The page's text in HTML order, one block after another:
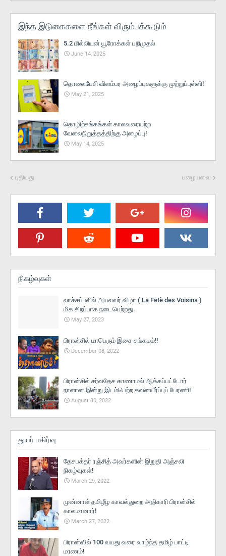
இந்த இடுகைகளை நீங்கள் விரும்பக்கூடும்
5.2 மில்லியன் யூரோக்கள் பறிமுதல்
June 14, 2025
தொலைபேசி விளம்பர அழைப்புகளுக்கு முற்றுப்புள்ளி!
May 21, 2025
தொழிற்சங்கங்கள் காலவரையற்ற
வேலைநிறுத்தத்திற்கு அழைப்பு!
May 14, 2025
புதியது பழையவை
நிகழ்வுகள்
லாச்சப்பலில் அயலவர் விழா ( La Fētè des Voisins )
மிக சிறப்பாக நடைபெற்றது.
May 27, 2023
பிரான்சில் மாபெரும் இசை சங்கமம்!!
December 08, 2022
பிரான்சில் சர்வதேச காணாமல் ஆக்கப்பட்டோர்
நாளான இன்று இடம்பெற்ற கவனயீர்ப்புப் பேரணி!
August 30, 2022
துயர் பகிர்வு
தேசபக்தர் ரஞ்சித் அவர்களின் இறுதி அஞ்சலி
நிகழ்வுகள்!
March 29, 2022
முன்னாள் தமிழீழ காவல்துறை அதிகாரி பிரான்சில்
காலமானார்!
March 27, 2022
பிரான்ஸில் 100 வயது வரை வாழ்ந்த தமிழ் பாட்டி
மரணம்!